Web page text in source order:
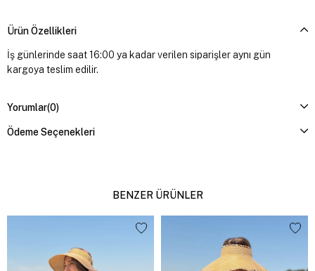
Ürün Özellikleri
İş günlerinde saat 16:00 ya kadar verilen siparişler aynı gün
kargoya teslim edilir.
Yorumlar(0)
Ödeme Seçenekleri
BENZER ÜRÜNLER